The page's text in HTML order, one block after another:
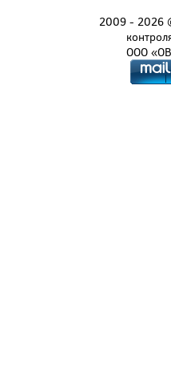
2009 - 2026
ООО